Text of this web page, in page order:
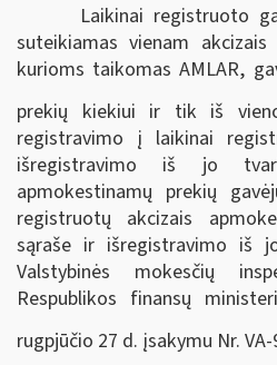
Laikinai registruoto
suteikiamas vienam
kurioms taikomas AMLAR,
prekių kiekiui ir tik iš
registravimo į laikinai
išregistravimo iš jo
apmokestinamų prekių
registruotų akcizais
sąraše ir išregistravimo iš
Valstybinės mokesčių
Respublikos finansų
rugpjūčio 27 d. įsakymu Nr.